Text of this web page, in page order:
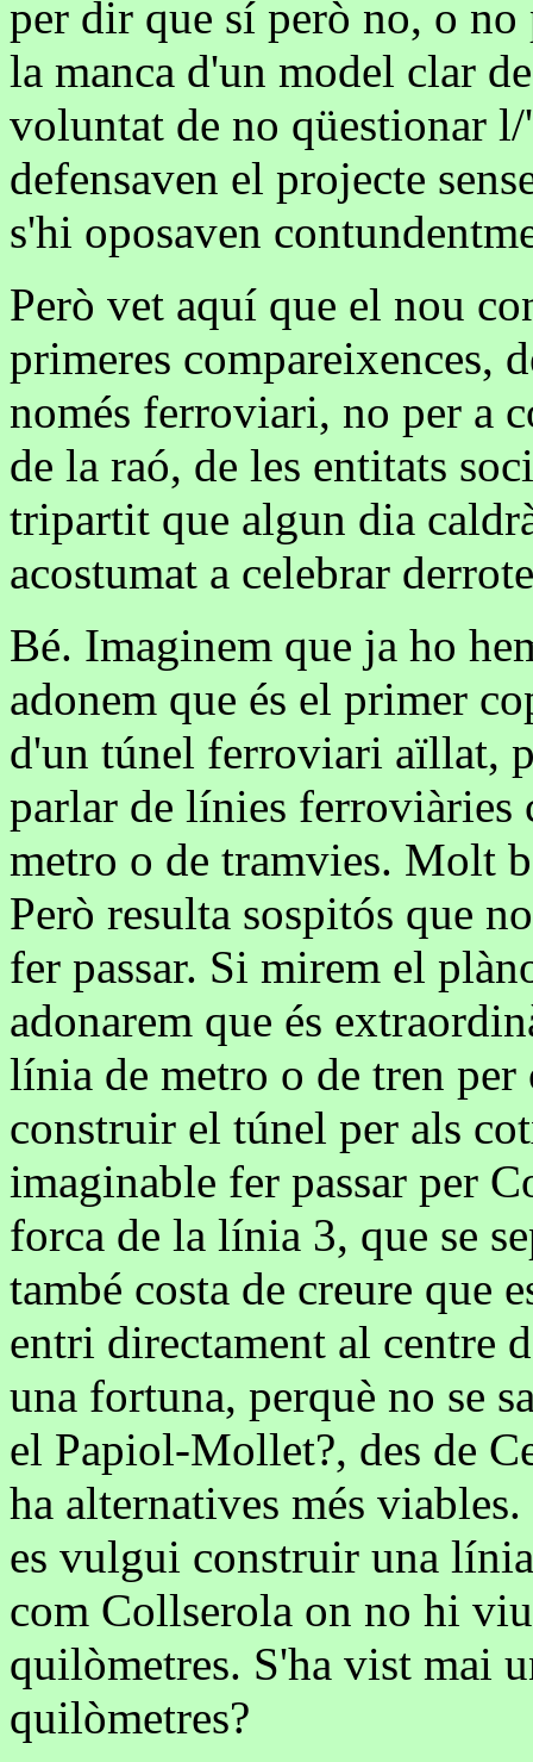
per dir que sí però no, o
la manca d'un model clar
voluntat de no qüestionar
defensaven el projecte
s'hi oposaven
Però vet aquí que el nou
primeres compareixences,
només ferroviari, no per a
de la raó, de les entitats
tripartit que algun dia
acostumat a celebrar
Bé. Imaginem que ja ho
adonem que és el primer
d'un túnel ferroviari aïllat,
parlar de línies ferroviàries
metro o de tramvies. Molt
Però resulta sospitós que
fer passar. Si mirem el
adonarem que és
línia de metro o de tren
construir el túnel per als
imaginable fer passar per
forca de la línia 3, que se
també costa de creure que
entri directament al centre
una fortuna, perquè no se
el Papiol-Mollet?, des de
ha alternatives més
es vulgui construir una
com Collserola on no hi
quilòmetres. S'ha vist mai
quilòmetres?